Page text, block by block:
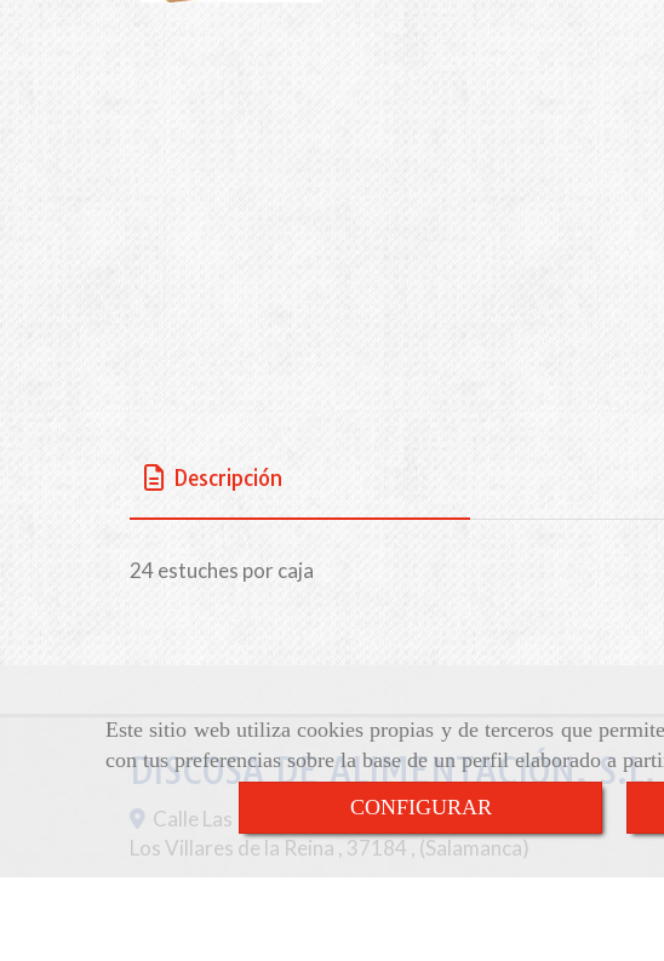
Este sitio web utiliza cookies propias y de terceros que
con tus preferencias sobre la base de un perfil elaborado a
CONFIGURAR
Descripción
24 estuches por caja
DISCOSA DE ALIMENTACIÓN, S.L.
Calle Las Palomas, 43-47,
Los Villares de la Reina , 37184 , (Salamanca)